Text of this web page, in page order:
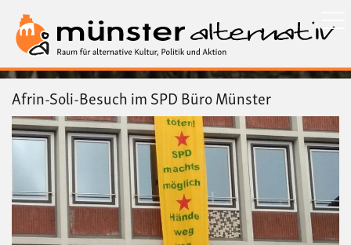
zum
Inhalt
Afrin-Soli-Besuch im SPD Büro Münster